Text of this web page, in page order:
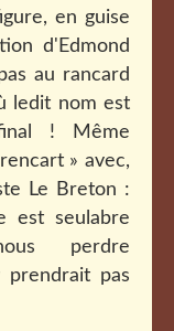
en guise
d'Edmond
au rancard
ledit nom est
! Même
» avec,
Le Breton :
est seulabre
perdre
pas